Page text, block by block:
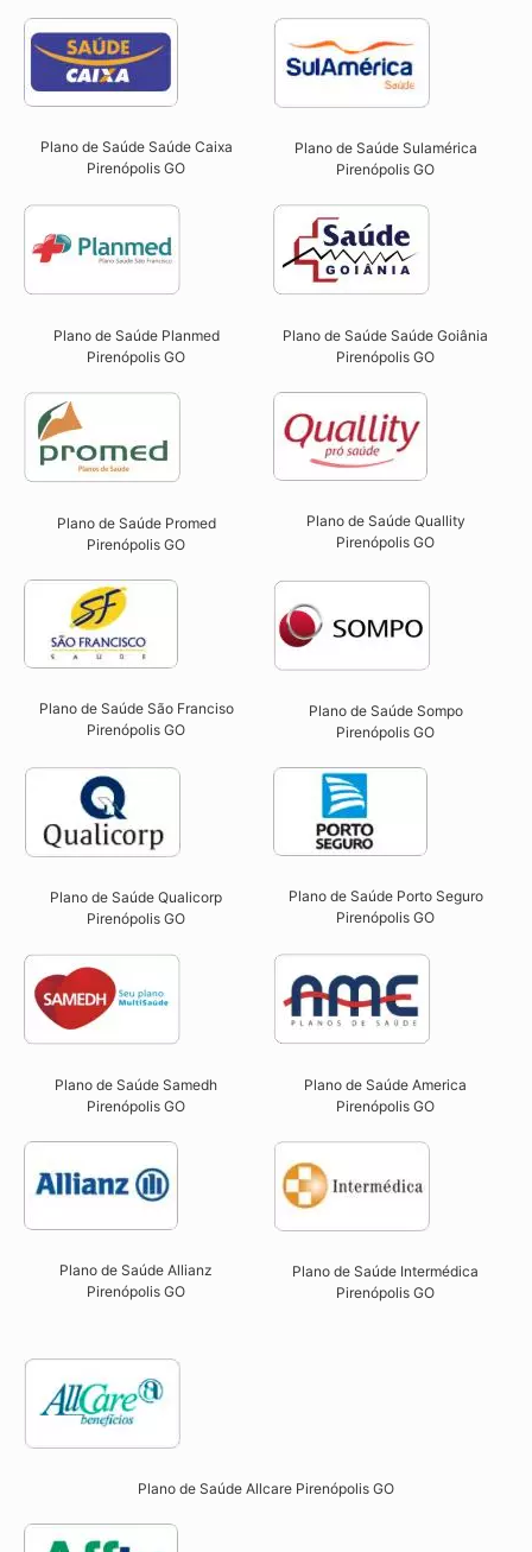
Plano de Saúde Saúde Caixa
Pirenópolis GO​
Plano de Saúde Sulamérica
Pirenópolis GO
Plano de Saúde Planmed
Pirenópolis GO
Plano de Saúde Saúde Goiânia
Pirenópolis GO
Plano de Saúde Promed
Pirenópolis GO
Plano de Saúde Quallity
Pirenópolis GO​
Plano de Saúde São Franciso
Pirenópolis GO​
Plano de Saúde Sompo
Pirenópolis GO​
Plano de Saúde Qualicorp
Pirenópolis GO​
Plano de Saúde Porto Seguro
Pirenópolis GO​
Plano de Saúde Samedh
Pirenópolis GO
Plano de Saúde America
Pirenópolis GO
Plano de Saúde Allianz
Pirenópolis GO​
Plano de Saúde Intermédica
Pirenópolis GO​
Plano de Saúde Allcare Pirenópolis GO​